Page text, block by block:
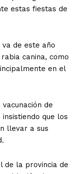
estas fiestas de
de este año
canina, como
en el
de
que los
llevar a sus
de la provincia de